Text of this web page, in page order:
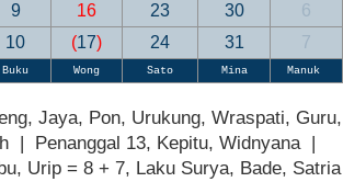
9 16 23 30 6
10 (17) 24 31 7
Wong Sato Mina Manuk
Jaya, Pon, Urukung, Wraspati, Guru,
| Penanggal 13, Kepitu, Widnyana |
Urip = 8 + 7, Laku Surya, Bade, Satria